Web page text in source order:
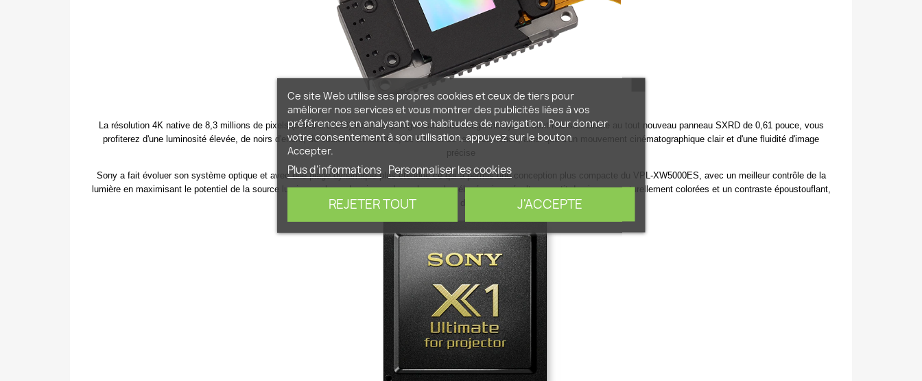
La résolution 4K native de 8,3 millions de pixels (3 840 x 2 160) vous fait plonger dans une image incroyablement réaliste. Grâce au tout nouveau panneau SXRD de 0,61 pouce, vous
profiterez d'une luminosité élevée, de noirs d'encre, de couleurs éclatantes, de tons et de textures riches, ainsi que d'un mouvement cinématographique clair et d'une fluidité d'image
précise
Sony a fait évoluer son système optique et avec une plage dynamique plus étendue ce qui a permis une conception plus compacte du VPL-XW5000ES, avec un meilleur contrôle de la
lumière en maximisant le potentiel de la source lumineuse laser. Le niveau de couleurs plus élevé qui en résulte garantit des images naturellement colorées et un contraste époustouflant,
même à des niveaux de luminosité élevés..
Ce site Web utilise ses propres cookies et ceux de tiers pour
améliorer nos services et vous montrer des publicités liées à vos
préférences en analysant vos habitudes de navigation. Pour donner
votre consentement à son utilisation, appuyez sur le bouton
Accepter.
Plus d'informations Personnaliser les cookies
REJETER TOUT J'ACCEPTE